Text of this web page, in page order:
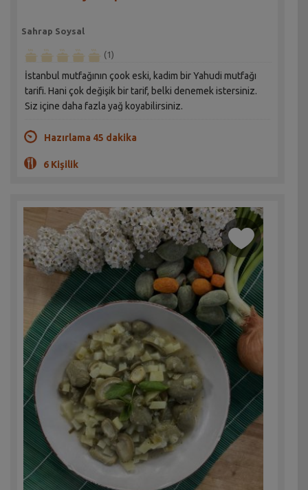
Sahrap Soysal
(1)
İstanbul mutfağının çook eski, kadim bir Yahudi mutfağı
tarifi. Hani çok değişik bir tarif, belki denemek istersiniz.
Siz içine daha fazla yağ koyabilirsiniz.
Hazırlama 45 dakika
6 Kişilik